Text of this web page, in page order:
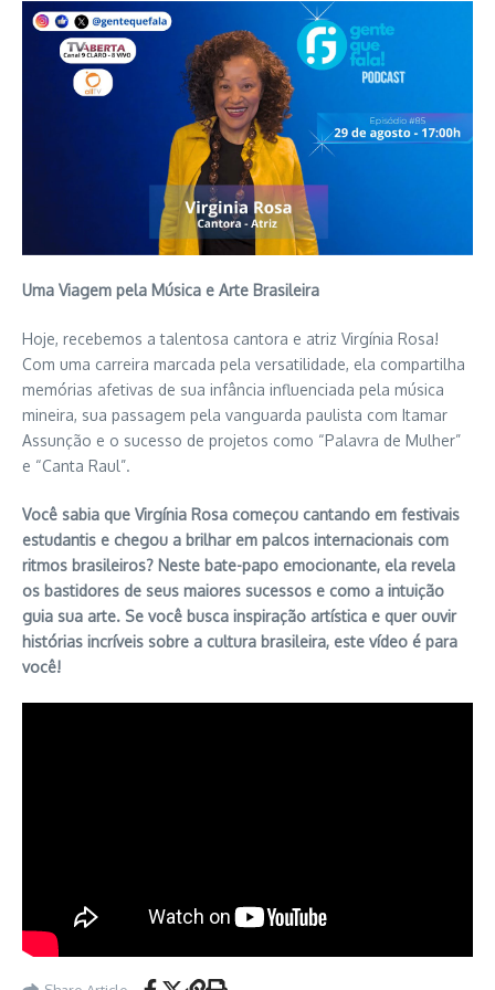
Uma Viagem pela Música e Arte Brasileira
Hoje, recebemos a talentosa cantora e atriz Virgínia Rosa!
Com uma carreira marcada pela versatilidade, ela compartilha
memórias afetivas de sua infância influenciada pela música
mineira, sua passagem pela vanguarda paulista com Itamar
Assunção e o sucesso de projetos como “Palavra de Mulher”
e “Canta Raul”.
Você sabia que Virgínia Rosa começou cantando em festivais
estudantis e chegou a brilhar em palcos internacionais com
ritmos brasileiros? Neste bate-papo emocionante, ela revela
os bastidores de seus maiores sucessos e como a intuição
guia sua arte. Se você busca inspiração artística e quer ouvir
histórias incríveis sobre a cultura brasileira, este vídeo é para
você!